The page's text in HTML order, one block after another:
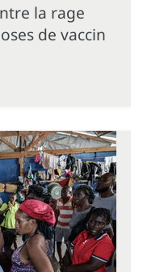
la rage
de vaccin